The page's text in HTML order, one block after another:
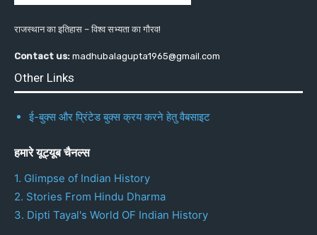
राजस्थान का इतिहास – विश्व सभ्यता का गौरव!
Contact us: madhubalagupta1965@gmail.com
Other Links
ई-बुक्स और प्रिंटेड बुक्स क्रय करने हेतु वैबसाइट
हमारे यूट्यूब चैनल्स
1. Glimpse of Indian History
2. Stories From Hindu Dharma
3. Dipti Tayal's World OF Indian History